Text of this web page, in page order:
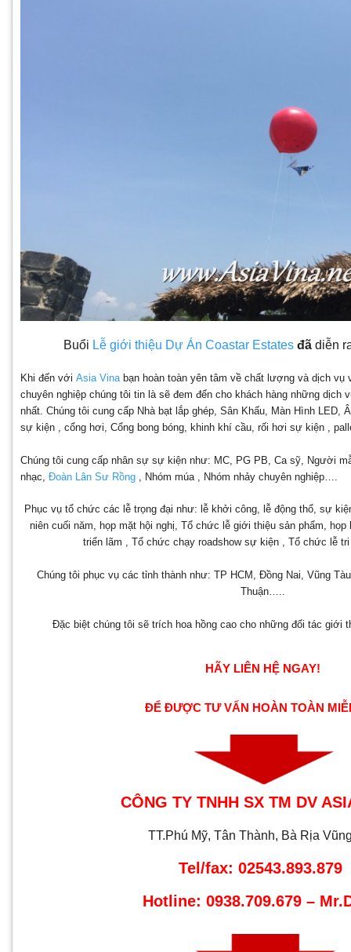
Buổi Lễ giới thiệu Dự Án Coastar Estatesđã diễn
Khi đến với Asia Vina bạn hoàn toàn yên tâm về chất lượng và dịch
chuyên nghiệp chúng tôi tin là sẽ đem đến cho khách hàng những dịch
nhất. Chúng tôi cung cấp Nhà bạt lắp ghép, Sân Khấu, Màn Hình LED,
sự kiện , cổng hơi, Cổng bong bóng, khinh khí cầu, rối hơi sự kiện ,
Chúng tôi cung cấp nhân sự sự kiện như: MC, PG PB, Ca sỹ, Người
nhạc, Đoàn Lân Sư Rồng , Nhóm múa , Nhóm nhảy chuyên nghiệp….
Phục vụ tổ chức các lễ trọng đại như: lễ khởi công, lễ động thổ, sự
niên cuối năm, họp mặt hội nghị, Tổ chức lễ giới thiệu sản phẩm,
triển lãm , Tổ chức chạy roadshow sự kiện , Tổ chức lễ
Chúng tôi phục vụ các tỉnh thành như: TP HCM, Đồng Nai, Vũng
Thuận…..
Đặc biệt chúng tôi sẽ trích hoa hồng cao cho những đối tác giới
HÃY LIÊN HỆ NGAY!
ĐỂ ĐƯỢC TƯ VẤN HOÀN TOÀN
CÔNG TY TNHH SX TM DV
TT.Phú Mỹ, Tân Thành, Bà Rịa
Tel/fax: 02543.893.879
Hotline: 0938.709.679 –